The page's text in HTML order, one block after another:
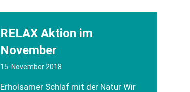
RELAX Aktion im
November
15. November 2018
Erholsamer Schlaf mit der Natur Wir